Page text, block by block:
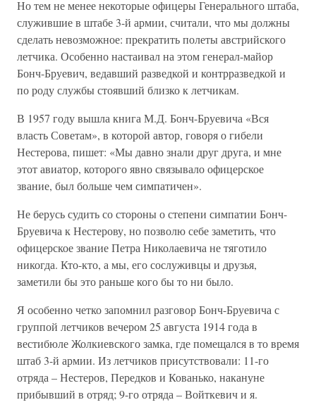
Но тем не менее некоторые офицеры Генерального штаба,
служившие в штабе 3-й армии, считали, что мы должны
сделать невозможное: прекратить полеты австрийского
летчика. Особенно настаивал на этом генерал-майор
Бонч-Бруевич, ведавший разведкой и контрразведкой и
по роду службы стоявший близко к летчикам.
В 1957 году вышла книга М.Д. Бонч-Бруевича «Вся
власть Советам», в которой автор, говоря о гибели
Нестерова, пишет: «Мы давно знали друг друга, и мне
этот авиатор, которого явно связывало офицерское
звание, был больше чем симпатичен».
Не берусь судить со стороны о степени симпатии Бонч-
Бруевича к Нестерову, но позволю себе заметить, что
офицерское звание Петра Николаевича не тяготило
никогда. Кто-кто, а мы, его сослуживцы и друзья,
заметили бы это раньше кого бы то ни было.
Я особенно четко запомнил разговор Бонч-Бруевича с
группой летчиков вечером 25 августа 1914 года в
вестибюле Жолкиевского замка, где помещался в то время
штаб 3-й армии. Из летчиков присутствовали: 11-го
отряда – Нестеров, Передков и Кованько, накануне
прибывший в отряд; 9-го отряда – Войткевич и я.